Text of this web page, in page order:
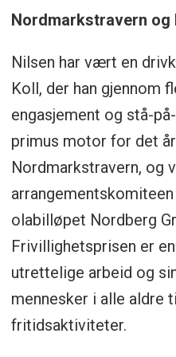
Nordmarkstravern og
Nilsen har vært en
Koll, der han gjennom
engasjement og stå-
primus motor for det
Nordmarkstravern, og
olabilløpet Nordberg
Frivillighetsprisen er
utrettelige arbeid og
mennesker i alle aldre
fritidsaktiviteter.